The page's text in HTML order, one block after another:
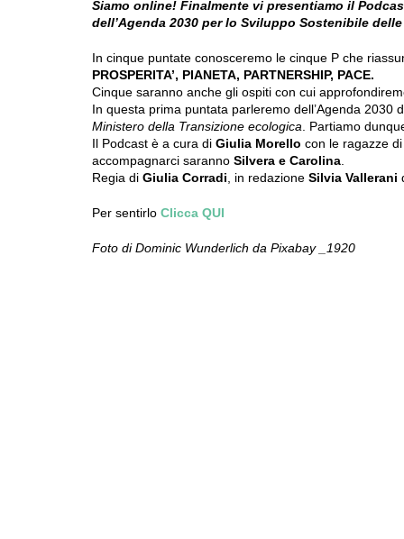
Siamo online! Finalmente vi presentiamo il
dell’Agenda 2030 per lo Sviluppo Sostenibile
In cinque puntate conosceremo le cinque P che
PROSPERITA’, PIANETA, PARTNERSHIP, PACE.
Cinque saranno anche gli ospiti con cui
In questa prima puntata parleremo dell’Agenda 2030
Ministero della Transizione ecologica. Partiamo
Il Podcast è a cura di Giulia Morello con le ragazze di
accompagnarci saranno Silvera e Carolina.
Regia di Giulia Corradi, in redazione Silvia Vallerani
Per sentirlo Clicca QUI
Foto di Dominic Wunderlich da Pixabay _1920